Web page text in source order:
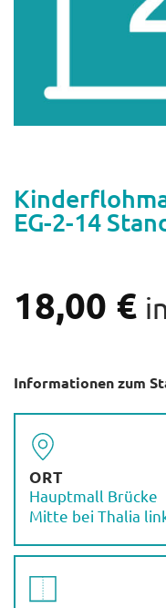
EG-2-14
18,00 €
Informationen zum
ORT
Hauptmall Brücke
Mitte bei Thalia